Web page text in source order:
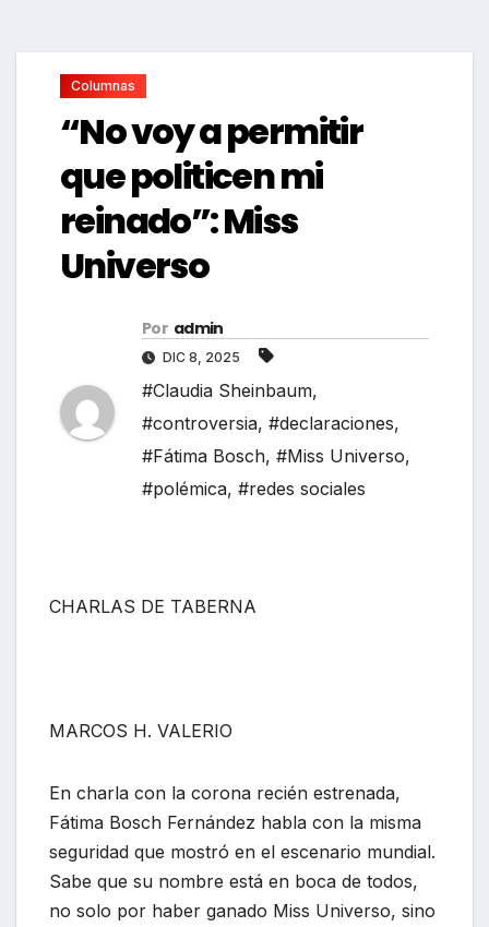
Columnas
“No voy a permitir
que politicen mi
reinado”: Miss
Universo
Por admin
DIC 8, 2025
#Claudia Sheinbaum,
#controversia, #declaraciones,
#Fátima Bosch, #Miss Universo,
#polémica, #redes sociales
CHARLAS DE TABERNA
MARCOS H. VALERIO
En charla con la corona recién estrenada,
Fátima Bosch Fernández habla con la misma
seguridad que mostró en el escenario mundial.
Sabe que su nombre está en boca de todos,
no solo por haber ganado Miss Universo, sino